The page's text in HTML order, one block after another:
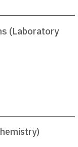
(Laboratory